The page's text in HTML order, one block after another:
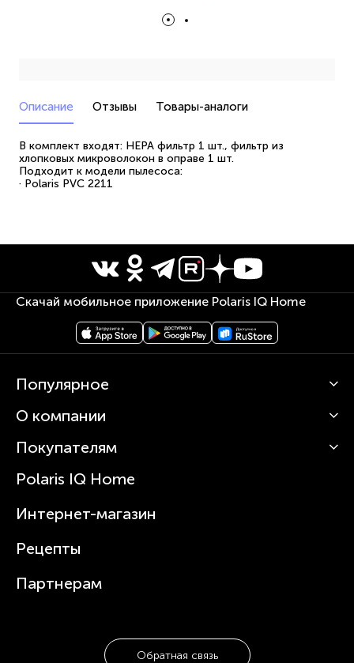
Описание Отзывы Товары-аналоги
В комплект входят: HEPA фильтр 1 шт., фильтр из
хлопковых микроволокон в оправе 1 шт.
Подходит к модели пылесоса:
· Polaris PVC 2211
Скачай мобильное приложение Polaris IQ Home
Популярное
Кофемашины
Вертикальные пылесосы
Зубные щетки и ирригаторы
Увлажнители
Посуда
О компании
О Polaris
Статьи
Покупателям
Сервисные центры
Где купить
Polaris IQ Home
Интернет-магазин
Рецепты
Партнерам
Обратная связь